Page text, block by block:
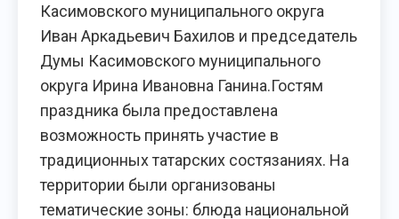
Касимовского муниципального округа
Иван Аркадьевич Бахилов и председатель
Думы Касимовского муниципального
округа Ирина Ивановна Ганина.Гостям
праздника была предоставлена
возможность принять участие в
традиционных татарских состязаниях. На
территории были организованы
тематические зоны: блюда национальной